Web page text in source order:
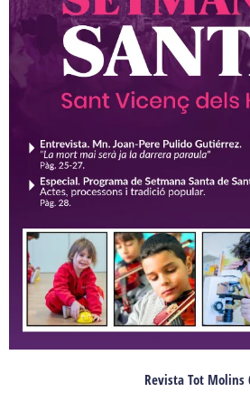
Revista Tot Molins